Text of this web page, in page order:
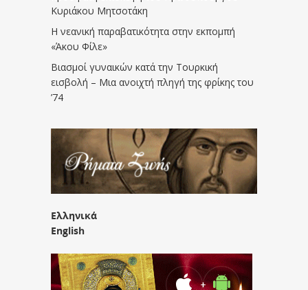
Κυριάκου Μητσοτάκη
Η νεανική παραβατικότητα στην εκπομπή
«Άκου Φίλε»
Βιασμοί γυναικών κατά την Τουρκική
εισβολή – Μια ανοιχτή πληγή της φρίκης του
’74
Ελληνικά
English